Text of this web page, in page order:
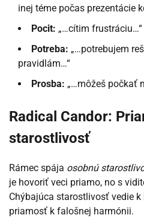
inej téme počas prezentácie
Pocit: „…cítim frustráciu…“
Potreba: „…potrebujem
pravidlám…“
Prosba: „…môžeš počkať
Radical Candor:
starostlivosť
Rámec spája osobnú
je hovoriť veci priamo, no s
Chýbajúca starostlivosť vedie
priamosť k falošnej harmónii.